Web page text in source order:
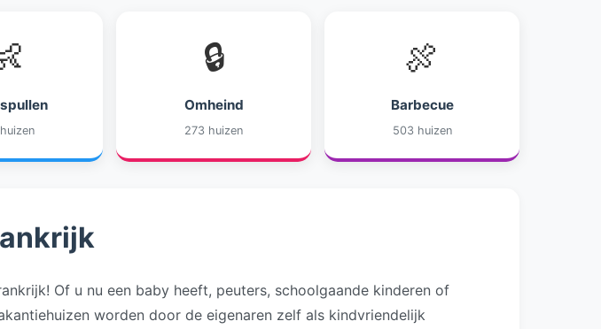
🔒
Omheind
273 huizen
🍖
Barbecue
503 huizen
Of u nu een baby heeft, peuters, schoolgaande kinderen of
worden door de eigenaren zelf als kindvriendelijk